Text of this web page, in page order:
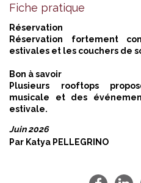
Fiche pratique
Réservation
Réservation fortement
estivales et les couchers de
Bon à savoir
Plusieurs rooftops
musicale et des
estivale.
Juin 2026
Par Katya PELLEGRINO